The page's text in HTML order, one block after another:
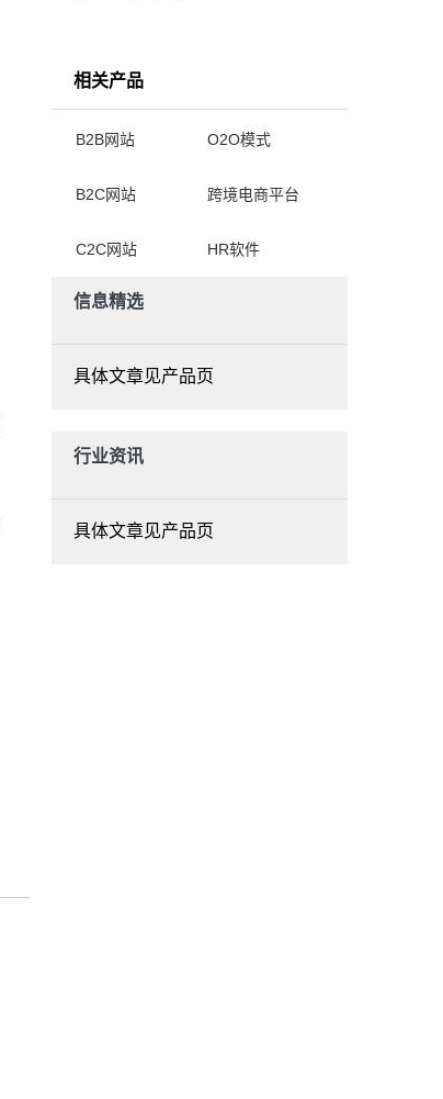
相关产品
B2B网站 O2O模式
B2C网站 跨境电商平台
C2C网站 HR软件
信息精选
具体文章见产品页
行业资讯
具体文章见产品页